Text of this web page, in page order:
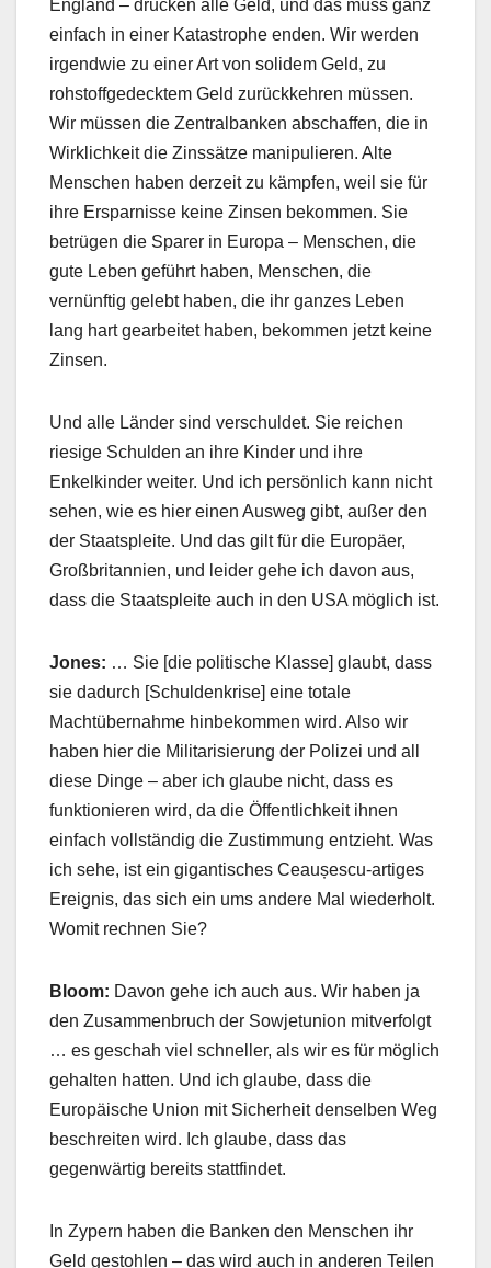
England – drucken alle Geld, und das muss ganz
einfach in einer Katastrophe enden. Wir werden
irgendwie zu einer Art von solidem Geld, zu
rohstoffgedecktem Geld zurückkehren müssen.
Wir müssen die Zentralbanken abschaffen, die in
Wirklichkeit die Zinssätze manipulieren. Alte
Menschen haben derzeit zu kämpfen, weil sie für
ihre Ersparnisse keine Zinsen bekommen. Sie
betrügen die Sparer in Europa – Menschen, die
gute Leben geführt haben, Menschen, die
vernünftig gelebt haben, die ihr ganzes Leben
lang hart gearbeitet haben, bekommen jetzt keine
Zinsen.
Und alle Länder sind verschuldet. Sie reichen
riesige Schulden an ihre Kinder und ihre
Enkelkinder weiter. Und ich persönlich kann nicht
sehen, wie es hier einen Ausweg gibt, außer den
der Staatspleite. Und das gilt für die Europäer,
Großbritannien, und leider gehe ich davon aus,
dass die Staatspleite auch in den USA möglich ist.
Jones: … Sie [die politische Klasse] glaubt, dass
sie dadurch [Schuldenkrise] eine totale
Machtübernahme hinbekommen wird. Also wir
haben hier die Militarisierung der Polizei und all
diese Dinge – aber ich glaube nicht, dass es
funktionieren wird, da die Öffentlichkeit ihnen
einfach vollständig die Zustimmung entzieht. Was
ich sehe, ist ein gigantisches Ceaușescu-artiges
Ereignis, das sich ein ums andere Mal wiederholt.
Womit rechnen Sie?
Bloom: Davon gehe ich auch aus. Wir haben ja
den Zusammenbruch der Sowjetunion mitverfolgt
… es geschah viel schneller, als wir es für möglich
gehalten hatten. Und ich glaube, dass die
Europäische Union mit Sicherheit denselben Weg
beschreiten wird. Ich glaube, dass das
gegenwärtig bereits stattfindet.
In Zypern haben die Banken den Menschen ihr
Geld gestohlen – das wird auch in anderen Teilen